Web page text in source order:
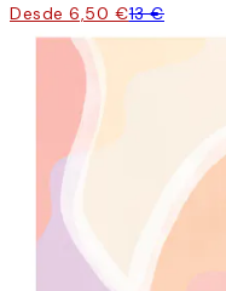
Desde 6,50 €13 €